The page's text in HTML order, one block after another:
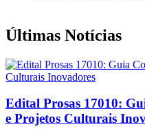
Últimas Notícias
Edital Prosas 17010:
e Projetos Culturais